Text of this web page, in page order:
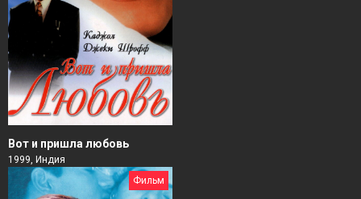
Вот и пришла любовь
1999, Индия
Фильм